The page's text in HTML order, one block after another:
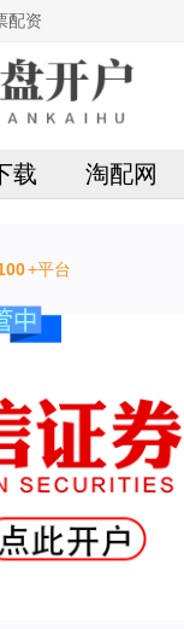
配资
载 淘配网
+平台